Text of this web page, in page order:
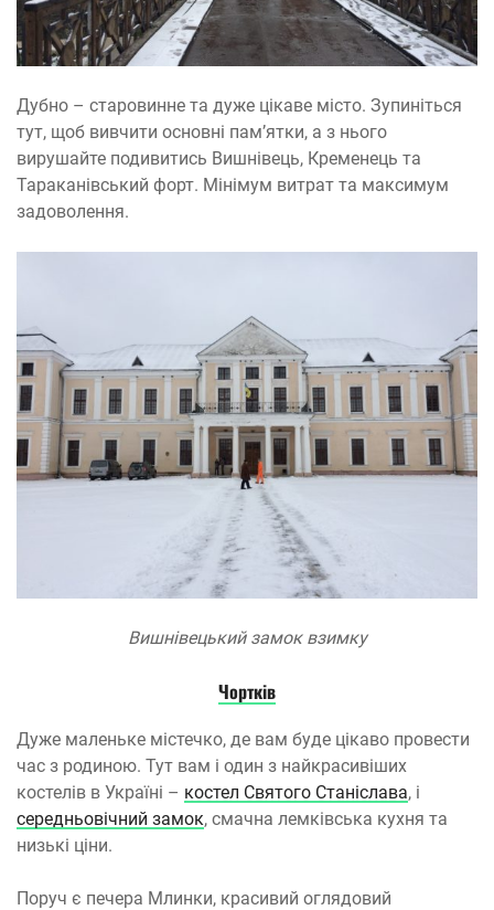
Дубно – старовинне та дуже цікаве місто. Зупиніться
тут, щоб вивчити основні пам’ятки, а з нього
вирушайте подивитись Вишнівець, Кременець та
Тараканівський форт. Мінімум витрат та максимум
задоволення.
Вишнівецький замок взимку
Чортків
Дуже маленьке містечко, де вам буде цікаво провести
час з родиною. Тут вам і один з найкрасивіших
костелів в Україні – костел Святого Станіслава, і
середньовічний замок, смачна лемківська кухня та
низькі ціни.
Поруч є печера Млинки, красивий оглядовий